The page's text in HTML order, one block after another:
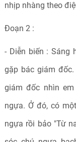
nhịp nhàng theo
Đoạn 2 :
- Diễn biến : Sáng
gặp bác giám
giám đốc nhìn
ngựa. Ở đó, có
ngựa rồi bảo "Từ